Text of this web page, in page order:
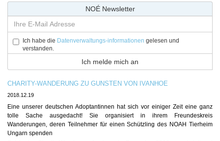
NOÉ Newsletter
Ich habe die Datenverwaltungs-informationen gelesen und
verstanden.
CHARITY-WANDERUNG ZU GUNSTEN VON IVANHOE
2018.12.19
Eine unserer deutschen Adoptantinnen hat sich vor einiger Zeit eine ganz
tolle Sache ausgedacht! Sie organisiert in ihrem Freundeskreis
Wanderungen, deren Teilnehmer für einen Schützling des NOAH Tierheim
Ungarn spenden